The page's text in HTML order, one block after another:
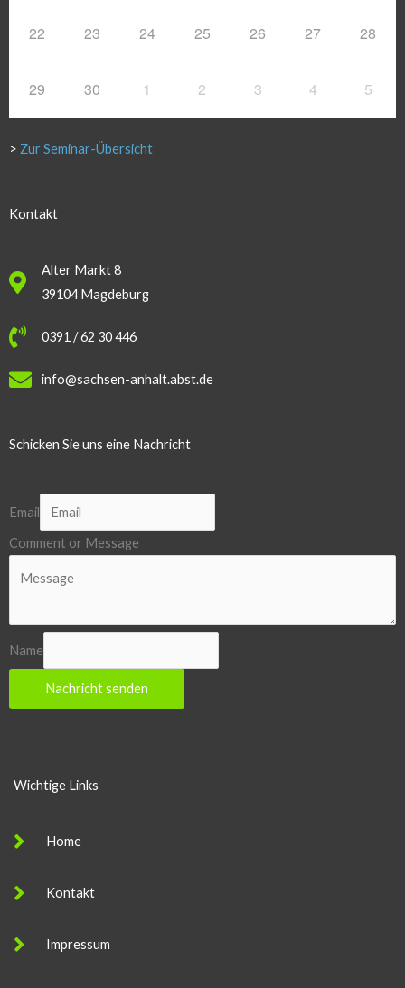
22 23 24 25 26 27 28
29 30 1 2 3 4 5
> Zur Seminar-Übersicht
Kontakt
Alter Markt 8
39104 Magdeburg
0391 / 62 30 446
info@sachsen-anhalt.abst.de
Schicken Sie uns eine Nachricht
Email
Comment or Message
Name
Nachricht senden
Wichtige Links
Home
Kontakt
Impressum